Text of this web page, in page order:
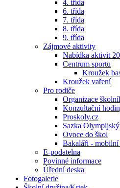
4. třída
6. třída
7. třída
8. třída
9. třída
Zájmové aktivity
Nabídka aktivit
Centrum sportu
Kroužek
Kroužek vaření
Pro rodiče
Organizace
Konzultační
Proskoly.cz
Sazka
Ovoce do škol
Bakaláři - mobilní
E-podatelna
Povinné informace
Úřední deska
Fotogalerie